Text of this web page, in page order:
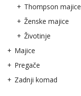
Thompson majice
Ženske majice
Životinje
Majice
Pregače
Zadnji komad